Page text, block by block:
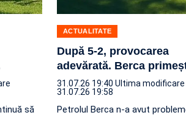
să
ACTUALITATE
După 5-2, provocarea
adevărată. Berca
31.07.26 19:40 Ultima modificare
31.07.26 19:58
Petrolul Berca n-a avut